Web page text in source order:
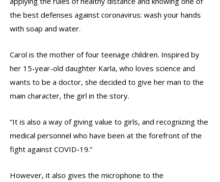
the best defenses against coronavirus: wash your hands
with soap and water.
Carol is the mother of four teenage children. Inspired by
her 15-year-old daughter Karla, who loves science and
wants to be a doctor, she decided to give her man to the
main character, the girl in the story.
“It is also a way of giving value to girls, and recognizing the
medical personnel who have been at the forefront of the
fight against COVID-19.”
However, it also gives the microphone to the